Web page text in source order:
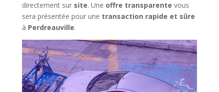
directement sur site. Une offre transparente vous
sera présentée pour une transaction rapide et sûre
à Perdreauville.